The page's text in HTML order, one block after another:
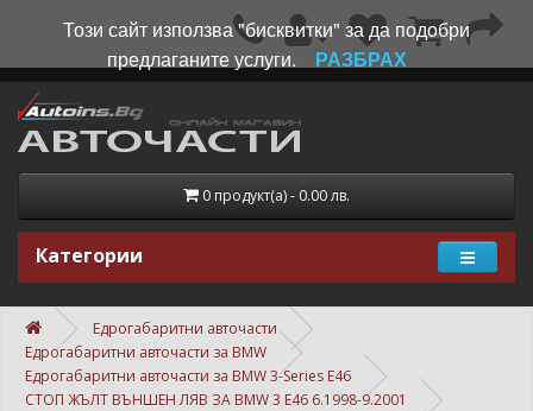
0 продукт(а) - 0.00 лв.
Категории
Едрогабаритни авточасти
Едрогабаритни авточасти за BMW
Едрогабаритни авточасти за BMW 3-Series E46
СТОП ЖЪЛТ ВЪНШЕН ЛЯВ ЗА BMW 3 E46 6.1998-9.2001
Този сайт използва "бисквитки" за да подобри
предлаганите услуги.
РАЗБРАХ